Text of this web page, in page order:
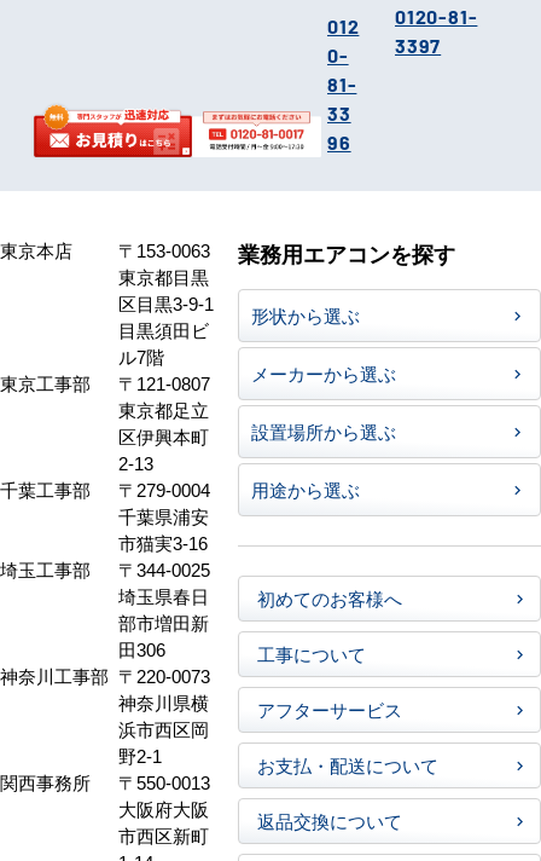
012
0-
81-
33
96
0120-81-
3397
東京本店
〒153-0063
東京都目黒
区目黒3-9-1
目黒須田ビ
ル7階
東京工事部
〒121-0807
東京都足立
区伊興本町
2-13
千葉工事部
〒279-0004
千葉県浦安
市猫実3-16
埼玉工事部
〒344-0025
埼玉県春日
部市増田新
田306
神奈川工事部 〒220-0073
神奈川県横
浜市西区岡
野2-1
関西事務所
〒550-0013
大阪府大阪
市西区新町
業務用エアコンを探す
形状から選ぶ
メーカーから選ぶ
設置場所から選ぶ
用途から選ぶ
初めてのお客様へ
工事について
アフターサービス
お支払・配送について
返品交換について